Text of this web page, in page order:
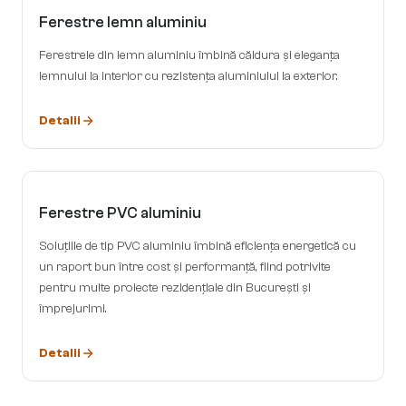
Ferestre lemn aluminiu
Ferestrele din lemn aluminiu îmbină căldura și eleganța
lemnului la interior cu rezistența aluminiului la exterior.
Detalii
Ferestre PVC aluminiu
Soluțiile de tip PVC aluminiu îmbină eficiența energetică cu
un raport bun între cost și performanță, fiind potrivite
pentru multe proiecte rezidențiale din București și
împrejurimi.
Detalii